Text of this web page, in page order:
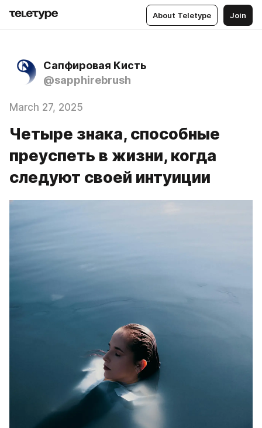
About Teletype Join
Сапфировая Кисть
@sapphirebrush
March 27, 2025
Четыре знака, способные
преуспеть в жизни, когда
следуют своей интуиции